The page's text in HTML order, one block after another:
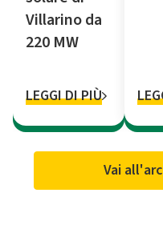
Villarino da
220 MW
LEGGI DI PIÙ
Vai